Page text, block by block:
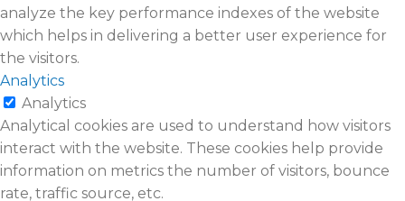
analyze the key performance indexes of the website
which helps in delivering a better user experience for
the visitors.
Analytics
Analytics
Analytical cookies are used to understand how visitors
interact with the website. These cookies help provide
information on metrics the number of visitors, bounce
rate, traffic source, etc.